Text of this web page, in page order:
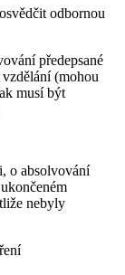
odbornou
předepsané
(mohou
musí být
o absolvování
nebyly